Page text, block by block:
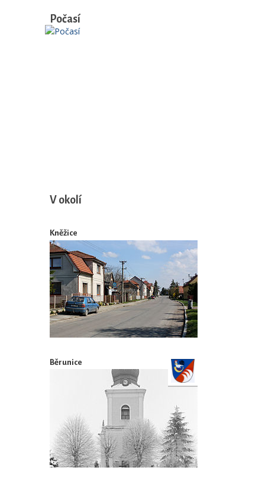
Počasí
V okolí
Kněžice
Běrunice